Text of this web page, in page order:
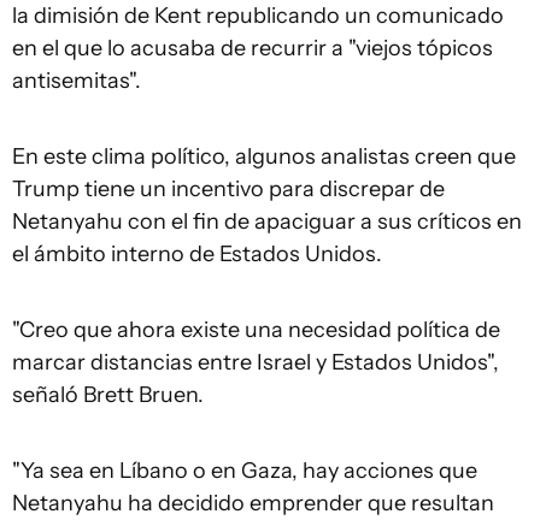
la dimisión de Kent republicando un comunicado
en el que lo acusaba de recurrir a "viejos tópicos
antisemitas".
En este clima político, algunos analistas creen que
Trump tiene un incentivo para discrepar de
Netanyahu con el fin de apaciguar a sus críticos en
el ámbito interno de Estados Unidos.
"Creo que ahora existe una necesidad política de
marcar distancias entre Israel y Estados Unidos",
señaló Brett Bruen.
"Ya sea en Líbano o en Gaza, hay acciones que
Netanyahu ha decidido emprender que resultan